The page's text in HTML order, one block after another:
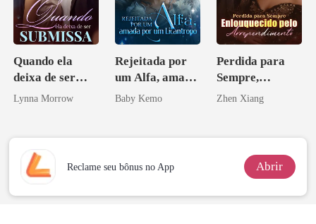
Quando ela
deixa de ser
submissa
Lynna Morrow
Rejeitada por
um Alfa, amada
por um
Baby Kemo
Perdida para
Sempre,
Enlouquecido
o
Zhen Xiang
Reclame seu bônus no App Abrir